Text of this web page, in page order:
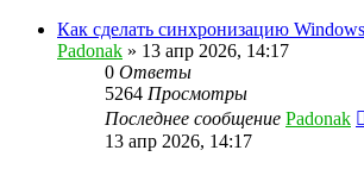
Как сделать синхронизацию
Padonak » 13 апр 2026, 14:17
0 Ответы
5264 Просмотры
Последнее сообщение Padonak
13 апр 2026, 14:17